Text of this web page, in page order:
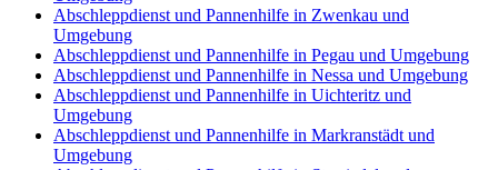
Abschleppdienst und Pannenhilfe in Zwenkau und
Umgebung
Abschleppdienst und Pannenhilfe in Pegau und Umgebung
Abschleppdienst und Pannenhilfe in Nessa und Umgebung
Abschleppdienst und Pannenhilfe in Uichteritz und
Umgebung
Abschleppdienst und Pannenhilfe in Markranstädt und
Umgebung